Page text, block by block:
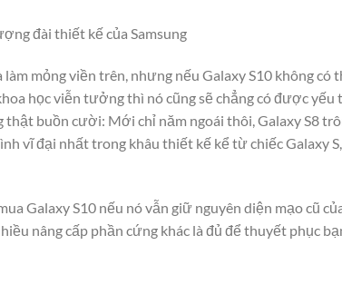
đài thiết kế của Samsung
mỏng viền trên, nhưng nếu Galaxy S10 không có
học viễn tưởng thì nó cũng sẽ chẳng có được yếu
thật buồn cười: Mới chỉ năm ngoái thôi, Galaxy S8
vĩ đại nhất trong khâu thiết kế kể từ chiếc Galaxy
Galaxy S10 nếu nó vẫn giữ nguyên diện mạo cũ
nâng cấp phần cứng khác là đủ để thuyết phục